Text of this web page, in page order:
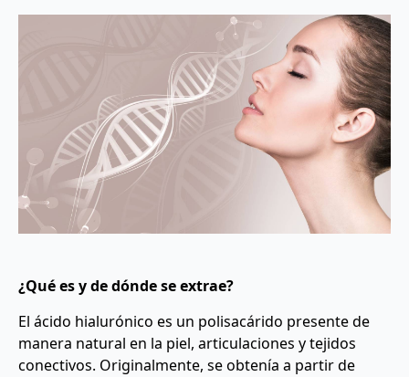
¿Qué es y de dónde se extrae?
El ácido hialurónico es un polisacárido presente de
manera natural en la piel, articulaciones y tejidos
conectivos. Originalmente, se obtenía a partir de